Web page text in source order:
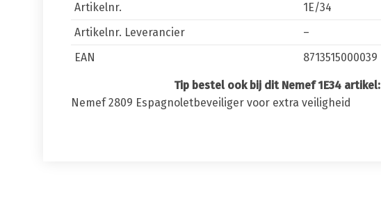
Artikelnr.
1E/34
Artikelnr. Leverancier
–
EAN
8713515000039
Tip bestel ook bij dit Nemef 1E34 artikel:
Nemef 2809 Espagnoletbeveiliger voor extra veiligheid